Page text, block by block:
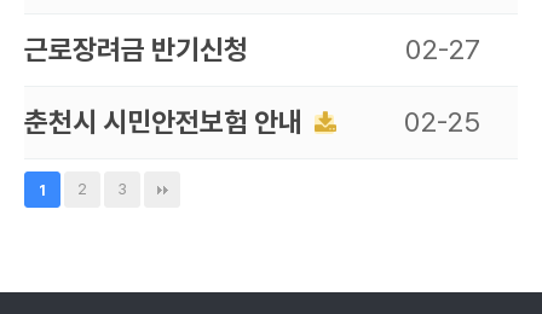
근로장려금 반기신청 02-27
춘천시 시민안전보험 안내 02-25
1 2 3